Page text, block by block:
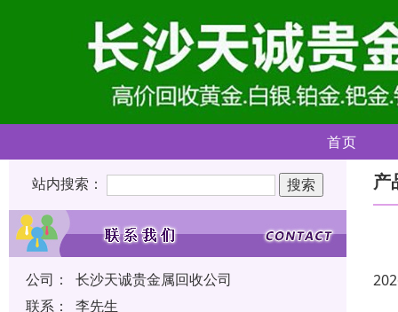
首页
站内搜索：
公司：
长沙天诚贵金属回收公司
联系：
李先生
产